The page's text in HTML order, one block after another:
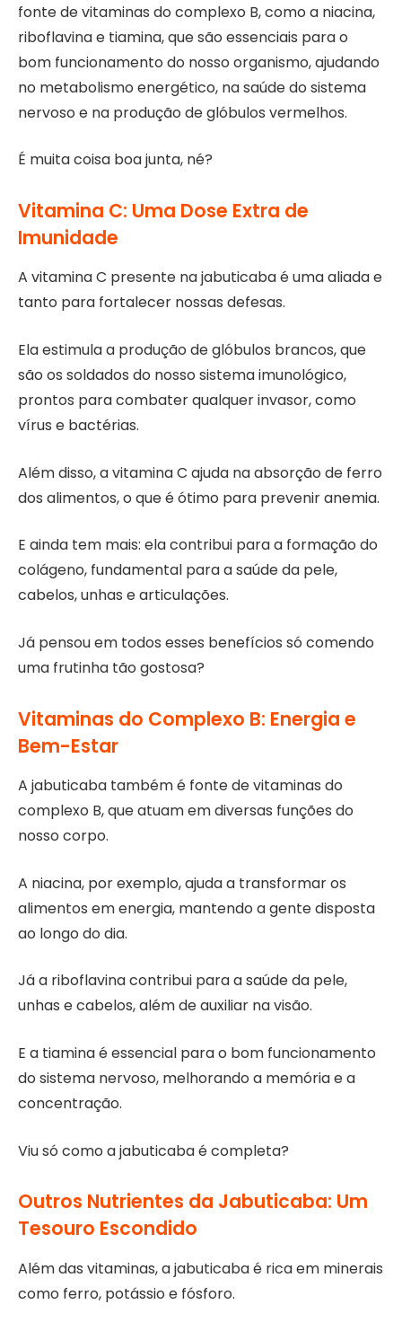
fonte de vitaminas do complexo B, como a niacina,
riboflavina e tiamina, que são essenciais para o
bom funcionamento do nosso organismo, ajudando
no metabolismo energético, na saúde do sistema
nervoso e na produção de glóbulos vermelhos.
É muita coisa boa junta, né?
Vitamina C: Uma Dose Extra de
Imunidade
A vitamina C presente na jabuticaba é uma aliada e
tanto para fortalecer nossas defesas.
Ela estimula a produção de glóbulos brancos, que
são os soldados do nosso sistema imunológico,
prontos para combater qualquer invasor, como
vírus e bactérias.
Além disso, a vitamina C ajuda na absorção de ferro
dos alimentos, o que é ótimo para prevenir anemia.
E ainda tem mais: ela contribui para a formação do
colágeno, fundamental para a saúde da pele,
cabelos, unhas e articulações.
Já pensou em todos esses benefícios só comendo
uma frutinha tão gostosa?
Vitaminas do Complexo B: Energia e
Bem-Estar
A jabuticaba também é fonte de vitaminas do
complexo B, que atuam em diversas funções do
nosso corpo.
A niacina, por exemplo, ajuda a transformar os
alimentos em energia, mantendo a gente disposta
ao longo do dia.
Já a riboflavina contribui para a saúde da pele,
unhas e cabelos, além de auxiliar na visão.
E a tiamina é essencial para o bom funcionamento
do sistema nervoso, melhorando a memória e a
concentração.
Viu só como a jabuticaba é completa?
Outros Nutrientes da Jabuticaba: Um
Tesouro Escondido
Além das vitaminas, a jabuticaba é rica em minerais
como ferro, potássio e fósforo.